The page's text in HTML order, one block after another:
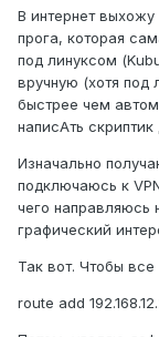
В интернет выхожу
прога, которая
под линуксом
вручную (хотя под
быстрее чем
написАть
Изначально
подключаюсь к
чего направляюсь
графический
Так вот. Чтобы
route add